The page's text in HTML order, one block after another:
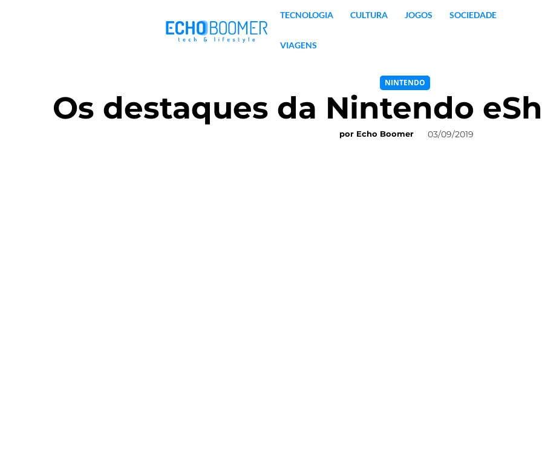
TECNOLOGIA CULTURA JOGOS SOCIEDADE
VIAGENS
NINTENDO
Os destaques da Nintendo
por Echo Boomer 03/09/2019